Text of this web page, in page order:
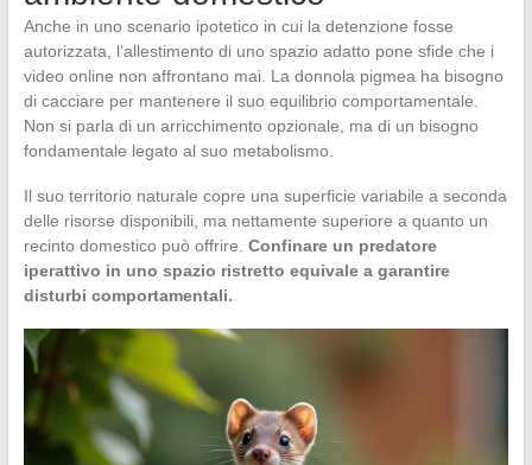
Anche in uno scenario ipotetico in cui la detenzione fosse
autorizzata, l’allestimento di uno spazio adatto pone sfide che i
video online non affrontano mai. La donnola pigmea ha bisogno
di cacciare per mantenere il suo equilibrio comportamentale.
Non si parla di un arricchimento opzionale, ma di un bisogno
fondamentale legato al suo metabolismo.
Il suo territorio naturale copre una superficie variabile a seconda
delle risorse disponibili, ma nettamente superiore a quanto un
recinto domestico può offrire. Confinare un predatore
iperattivo in uno spazio ristretto equivale a garantire
disturbi comportamentali.